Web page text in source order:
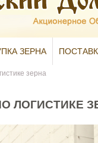
ЗЕРНА
зерна
ЛОГИСТИКЕ